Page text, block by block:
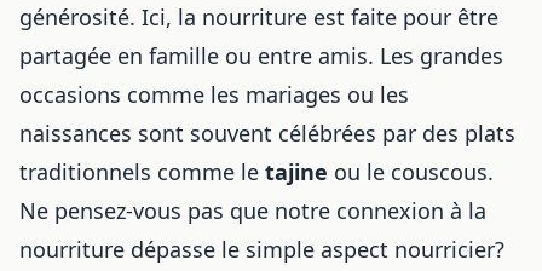
générosité. Ici, la nourriture est faite pour être
partagée en famille ou entre amis. Les grandes
occasions comme les mariages ou les
naissances sont souvent célébrées par des plats
traditionnels comme le tajine ou le couscous.
Ne pensez-vous pas que notre connexion à la
nourriture dépasse le simple aspect nourricier?